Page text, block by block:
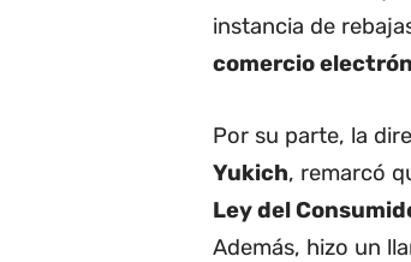
instancia de
comercio
Por su parte, la
Yukich, remarcó
Ley del
Además, hizo un